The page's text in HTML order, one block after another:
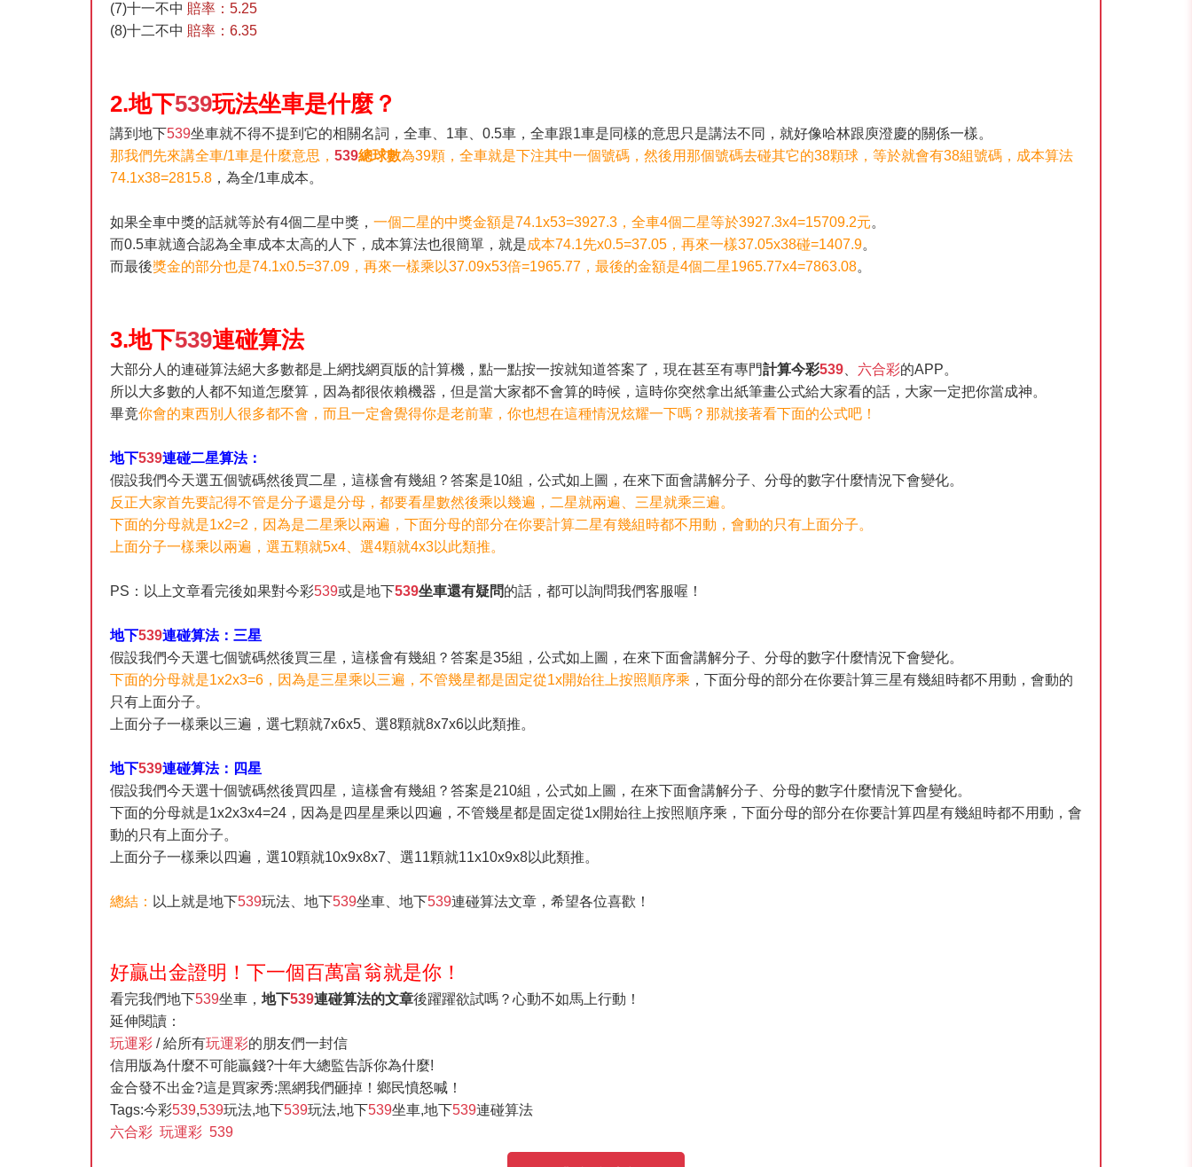
(7)十一不中 賠率：5.25
(8)十二不中 賠率：6.35
2.地下539玩法坐車是什麼？
講到地下539坐車就不得不提到它的相關名詞，全車、1車、0.5車，全車跟1車是同樣的意思只是講法不同，就好像哈林跟庾澄慶的關係一樣。
那我們先來講全車/1車是什麼意思， 539總球數為39顆，全車就是下注其中一個號碼，然後用那個號碼去碰其它的38顆球，等於就會有38組號碼，成本算法
74.1x38=2815.8 ，為全/1車成本。
如果全車中獎的話就等於有4個二星中獎， 一個二星的中獎金額是74.1x53=3927.3，全車4個二星等於3927.3x4=15709.2元。
而0.5車就適合認為全車成本太高的人下，成本算法也很簡單，就是成本74.1先x0.5=37.05，再來一樣37.05x38碰=1407.9。
而最後獎金的部分也是74.1x0.5=37.09，再來一樣乘以37.09x53倍=1965.77，最後的金額是4個二星1965.77x4=7863.08。
3.地下539連碰算法
大部分人的連碰算法絕大多數都是上網找網頁版的計算機，點一點按一按就知道答案了，現在甚至有專門計算今彩539 六合彩的APP。
所以大多數的人都不知道怎麼算，因為都很依賴機器，但是當大家都不會算的時候，這時你突然拿出紙筆畫公式給大家看的話，大家一定把你當成神。
畢竟你會的東西別人很多都不會，而且一定會覺得你是老前輩，你也想在這種情況炫耀一下嗎？那就接著看下面的公式吧！
地下539連碰二星算法：
假設我們今天選五個號碼然後買二星，這樣會有幾組？答案是10組，公式如上圖，在來下面會講解分子、分母的數字什麼情況下會變化。
反正大家首先要記得不管是分子還是分母，都要看星數然後乘以幾遍，二星就兩遍、三星就乘三遍。
下面的分母就是1x2=2，因為是二星乘以兩遍，下面分母的部分在你要計算二星有幾組時都不用動，會動的只有上面分子。
上面分子一樣乘以兩遍，選五顆就5x4、選4顆就4x3以此類推。
PS：以上文章看完後如果對今彩539或是地下539坐車還有疑問的話，都可以詢問我們客服喔！
地下539連碰算法：三星
假設我們今天選七個號碼然後買三星，這樣會有幾組？答案是35組，公式如上圖，在來下面會講解分子、分母的數字什麼情況下會變化。
下面的分母就是1x2x3=6，因為是三星乘以三遍，不管幾星都是固定從1x開始往上按照順序乘 ，下面分母的部分在你要計算三星有幾組時都不用動，會動的
只有上面分子。
上面分子一樣乘以三遍，選七顆就7x6x5、選8顆就8x7x6以此類推。
地下539連碰算法：四星
假設我們今天選十個號碼然後買四星，這樣會有幾組？答案是210組，公式如上圖，在來下面會講解分子、分母的數字什麼情況下會變化。
下面的分母就是1x2x3x4=24，因為是四星星乘以四遍，不管幾星都是固定從1x開始往上按照順序乘，下面分母的部分在你要計算四星有幾組時都不用動，會
動的只有上面分子。
上面分子一樣乘以四遍，選10顆就10x9x8x7、選11顆就11x10x9x8以此類推。
總結： 以上就是地下539玩法、地下539坐車、地下539連碰算法文章，希望各位喜歡！
好贏出金證明！下一個百萬富翁就是你！
看完我們地下539坐車， 地下539連碰算法的文章後躍躍欲試嗎？心動不如馬上行動！
延伸閱讀：
玩運彩 / 給所有玩運彩的朋友們一封信
信用版為什麼不可能贏錢?十年大總監告訴你為什麼!
金合發不出金?這是買家秀:黑網我們砸掉！鄉民憤怒喊！
Tags:今彩539,539玩法,地下539玩法,地下539坐車,地下539連碰算法
六合彩 玩運彩 539